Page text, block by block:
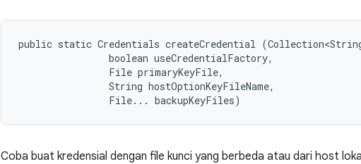
public static Credentials createCredential
                boolean useCredentialFactory,
                File primaryKeyFile,
                String hostOptionKeyFileName,
                File... backupKeyFiles)
Coba buat kredensial dengan file kunci yang berbeda atau dari host